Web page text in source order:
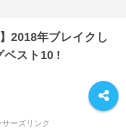
2018年ブレイクし
ベスト10 !
ーズリンク